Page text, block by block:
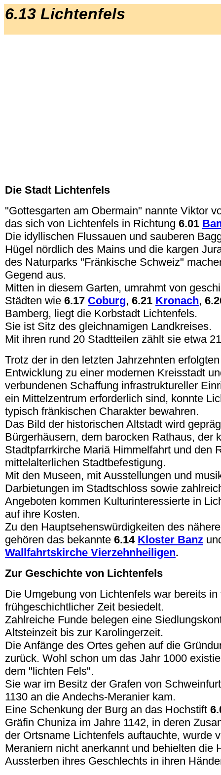
6.13 Lichtenfels
Die Stadt Lichtenfels
"Gottesgarten am Obermain" nannte Viktor
das sich von Lichtenfels in Richtung 6.01
Die idyllischen Flussauen und sauberen
Hügel nördlich des Mains und die kargen
des Naturparks "Fränkische Schweiz"
Gegend aus.
Mitten in diesem Garten, umrahmt von
Städten wie 6.17 Coburg, 6.21 Kronach,
Bamberg, liegt die Korbstadt Lichtenfels.
Sie ist Sitz des gleichnamigen Landkreises.
Mit ihren rund 20 Stadtteilen zählt sie etwa
Trotz der in den letzten Jahrzehnten
Entwicklung zu einer modernen Kreisstadt
verbundenen Schaffung infrastruktureller
ein Mittelzentrum erforderlich sind, konnte
typisch fränkischen Charakter bewahren.
Das Bild der historischen Altstadt wird
Bürgerhäusern, dem barocken Rathaus, der
Stadtpfarrkirche Mariä Himmelfahrt und den
mittelalterlichen Stadtbefestigung.
Mit den Museen, mit Ausstellungen und
Darbietungen im Stadtschloss sowie
Angeboten kommen Kulturinteressierte in
auf ihre Kosten.
Zu den Hauptsehenswürdigkeiten des
gehören das bekannte 6.14 Kloster Banz
Wallfahrtskirche Vierzehnheiligen.
Zur Geschichte von Lichtenfels
Die Umgebung von Lichtenfels war bereits in
frühgeschichtlicher Zeit besiedelt.
Zahlreiche Funde belegen eine
Altsteinzeit bis zur Karolingerzeit.
Die Anfänge des Ortes gehen auf die
zurück. Wohl schon um das Jahr 1000
dem "lichten Fels".
Sie war im Besitz der Grafen von
1130 an die Andechs-Meranier kam.
Eine Schenkung der Burg an das Hochstift
Gräfin Chuniza im Jahre 1142, in deren
der Ortsname Lichtenfels auftauchte, wurde
Meraniern nicht anerkannt und behielten die
Aussterben ihres Geschlechts in ihren